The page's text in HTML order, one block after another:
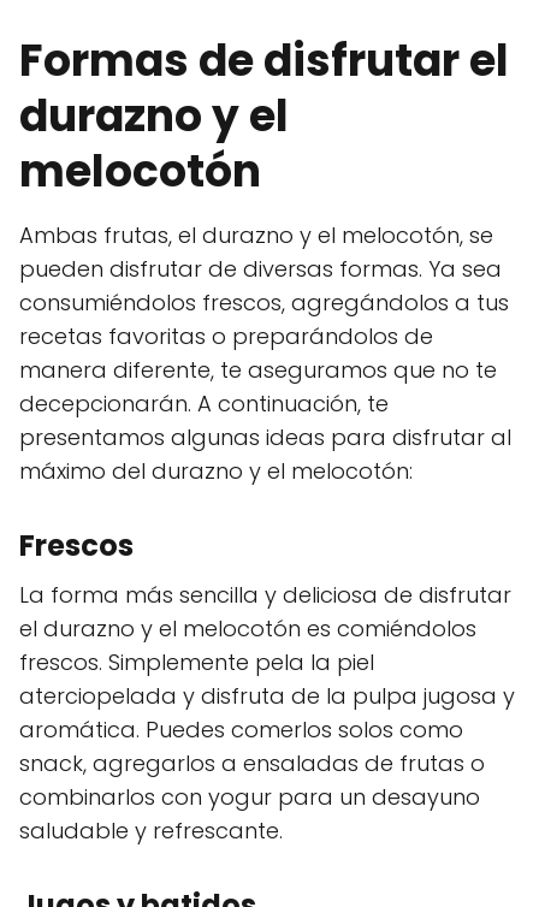
Formas de disfrutar el
durazno y el
melocotón
Ambas frutas, el durazno y el melocotón, se
pueden disfrutar de diversas formas. Ya sea
consumiéndolos frescos, agregándolos a tus
recetas favoritas o preparándolos de
manera diferente, te aseguramos que no te
decepcionarán. A continuación, te
presentamos algunas ideas para disfrutar al
máximo del durazno y el melocotón:
Frescos
La forma más sencilla y deliciosa de disfrutar
el durazno y el melocotón es comiéndolos
frescos. Simplemente pela la piel
aterciopelada y disfruta de la pulpa jugosa y
aromática. Puedes comerlos solos como
snack, agregarlos a ensaladas de frutas o
combinarlos con yogur para un desayuno
saludable y refrescante.